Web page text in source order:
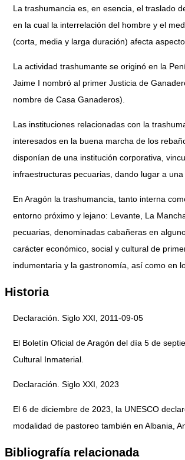
La trashumancia es, en esencia, el traslado
en la cual la interrelación del hombre y el
(corta, media y larga duración) afecta
La actividad trashumante se originó en la
Jaime I nombró al primer Justicia de
nombre de Casa Ganaderos).
Las instituciones relacionadas con la
interesados en la buena marcha de los
disponían de una institución corporativa,
infraestructuras pecuarias, dando lugar a
En Aragón la trashumancia, tanto interna
entorno próximo y lejano: Levante, La
pecuarias, denominadas cabañeras en
carácter económico, social y cultural de
indumentaria y la gastronomía, así como en
Historia
Declaración. Siglo XXI, 2011-09-05
El Boletín Oficial de Aragón del día 5 de
Cultural Inmaterial.
Declaración. Siglo XXI, 2023
El 6 de diciembre de 2023, la UNESCO
modalidad de pastoreo también en Albania,
Bibliografía relacionada